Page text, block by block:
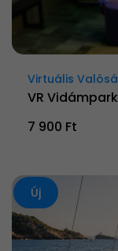
Virtuális
VR
7 900 Ft
Új